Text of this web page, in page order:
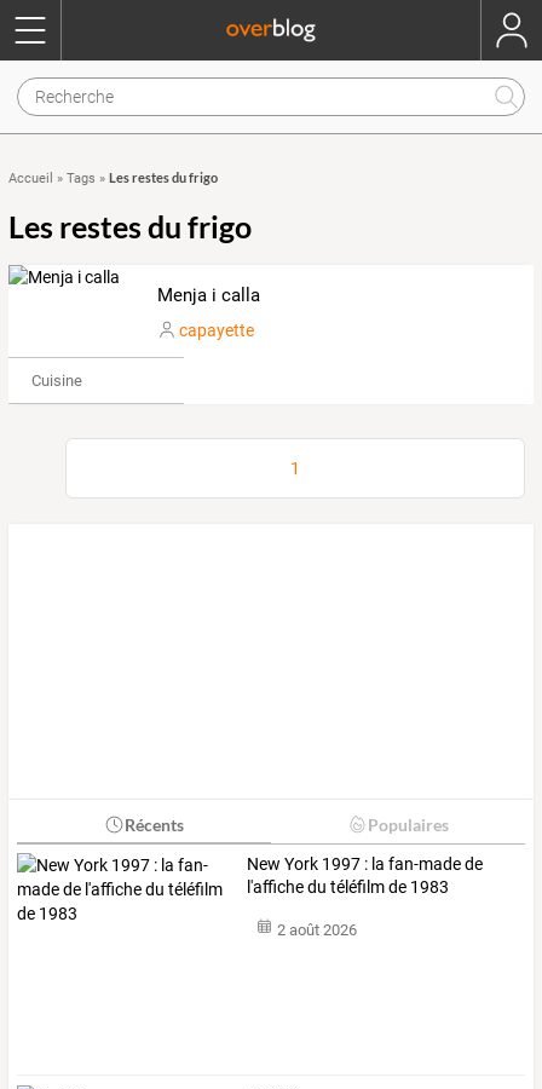
Accueil » Tags » Les restes du frigo
Les restes du frigo
Menja i calla
capayette
Cuisine
1
Récents Populaires
New York 1997 : la fan-made de
l'affiche du téléfilm de 1983
2 août 2026